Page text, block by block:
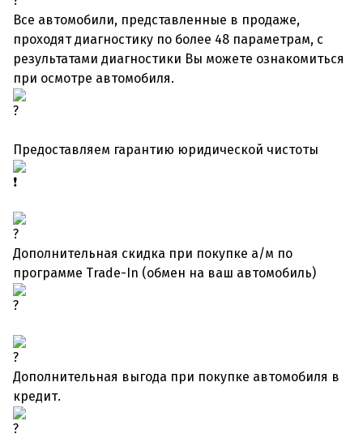
Все автомобили, представленные в продаже,
проходят диагностику по более 48 параметрам, с
результатами диагностики Вы можете ознакомиться
при осмотре автомобиля.
Предоставляем гарантию юридической чистоты
Дополнительная скидка при покупке а/м по
программе Trade-In (обмен на ваш автомобиль)
Дополнительная выгода при покупке автомобиля в
кредит.